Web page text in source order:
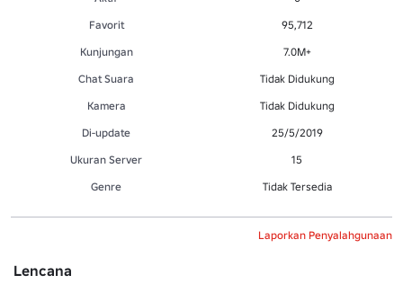
Favorit
95,712
Kunjungan
7.0M+
Chat Suara
Tidak Didukung
Kamera
Tidak Didukung
Di-update
25/5/2019
Ukuran Server
15
Genre
Tidak Tersedia
Laporkan Penyalahgunaan
Lencana